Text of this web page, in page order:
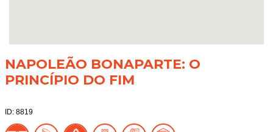
NAPOLEÃO BONAPARTE: O
PRINCÍPIO DO FIM
ID: 8819